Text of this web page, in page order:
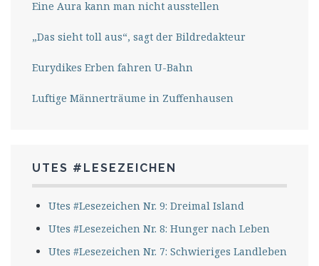
Eine Aura kann man nicht ausstellen
„Das sieht toll aus“, sagt der Bildredakteur
Eurydikes Erben fahren U-Bahn
Luftige Männerträume in Zuffenhausen
UTES #LESEZEICHEN
Utes #Lesezeichen Nr. 9: Dreimal Island
Utes #Lesezeichen Nr. 8: Hunger nach Leben
Utes #Lesezeichen Nr. 7: Schwieriges Landleben